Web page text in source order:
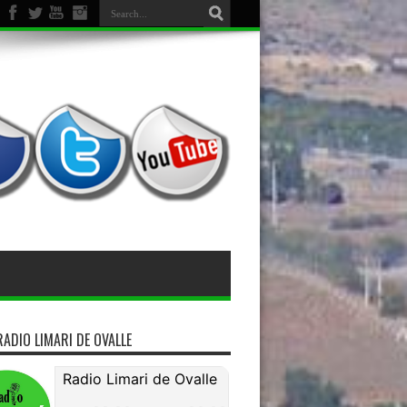
de bienes
LIMARI DE OVALLE